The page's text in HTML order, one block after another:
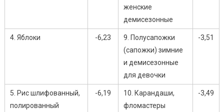
женские
демисезонные
4. Яблоки -6,23
9. Полусапожки
(сапожки) зимние
и демисезонные
для девочки
-3,51
5. Рис шлифованный,
полированный
-6,19
10. Карандаши,
фломастеры
-3,49